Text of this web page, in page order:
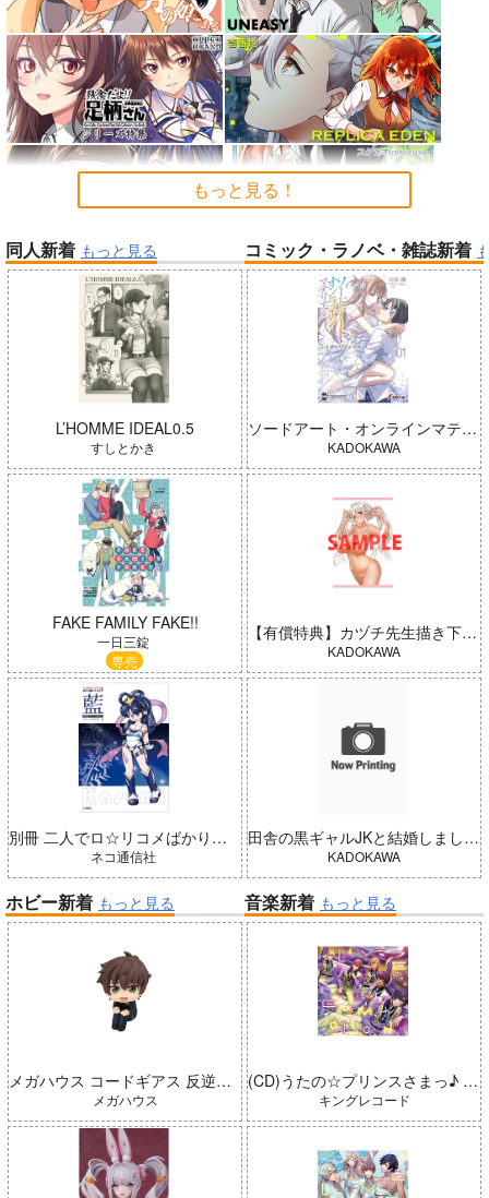
人狼機ウィンヴルガ ー叛逆篇ー 5
魔王マーラ煩悩学園 ～勇者、教師に
堕とされる～ 1
理想の彼女 3
時々ボソッとロシア語でデレる勇者
のアーリャさん
帝国機神ヴォルカミオン 2 ふかふかダンジョン攻略記 19
「魔法少女リリカルなのは EX
CEEDS Gun Blaze Vengeanc
e」オープニングテーマ CRIM
「少女☆歌劇 レヴュースタァ
ライト」スペシャルライブ “St
arry Horizon” Blu-ray(初回限
「ポケモン feat. 初音ミク VO
LTAGE Live！」Blu-ray特装 Summer Challenger/水瀬いの
アイドルマスター ミリオンラ
イブ！ インゴクダンチ
もっと見る！
同人新着 もっと見る
L’HOMME IDEAL0.5
すしとかき
FAKE FAMILY FAKE!!
一日三錠
専売
別冊 二人でロ☆リコメばかり描いていた 藍（五藤加純イラストCollection）
ネコ通信社
コミック・ラノベ・雑誌新着
ソードアート・オンラインマテリアル シュガーリィ・デイズ 001
KADOKAWA
【有償特典】カヅチ先生描き下ろしB2タペストリー（田舎の黒ギャルJKと結婚しました 4）
KADOKAWA
田舎の黒ギャルJKと結婚しました 4
KADOKAWA
ホビー新着 もっと見る
メガハウス コードギアス 反逆のルルーシュ るかっぷ 枢木スザク 完成品
メガハウス
音楽新着 もっと見る
(CD)うたの☆プリンスさまっ♪ LIVE EMOTION 2nd Anniversary CD レン・翔・セシル・嶺二・綺羅
キングレコード